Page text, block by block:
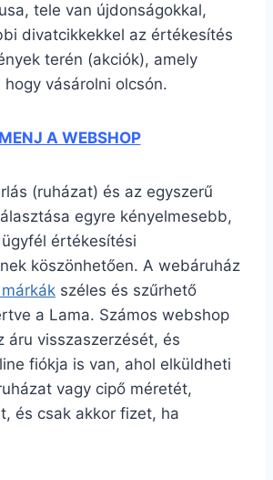
tele van újdonságokkal,
divatcikkekkel az értékesítés
terén (akciók), amely
vásárolni olcsón.
MENJ A WEBSHOP
(ruházat) és az egyszerű
egyre kényelmesebb,
értékesítési
köszönhetően. A webáruház
széles és szűrhető
a Lama. Számos webshop
áru visszaszerzését, és
fiókja is van, ahol elküldheti
vagy cipő méretét,
és csak akkor fizet, ha